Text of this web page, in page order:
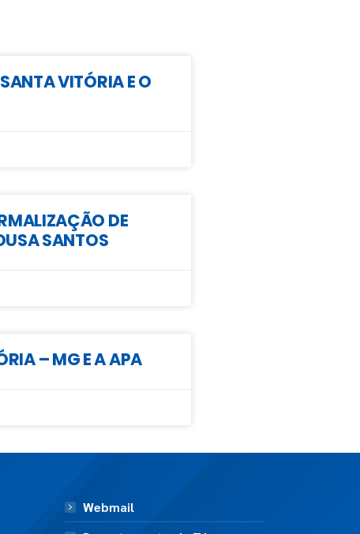
VITÓRIA E O
DE
SANTOS
– MG E A APA
Webmail